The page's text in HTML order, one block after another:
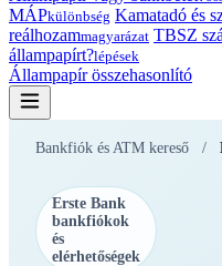
MÁPkülönbség Kamatadó és
reálhozammagyarázat TBSZ
állampapírt?lépések
Állampapír összehasonlító
Bankfiók és ATM kereső /
Erste Bank
bankfiókok
és
elérhetőségek